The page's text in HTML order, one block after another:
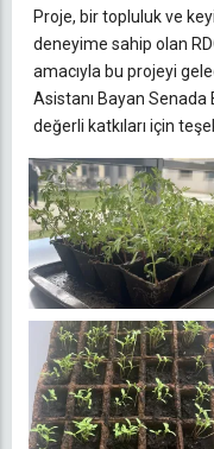
Proje, bir topluluk ve
deneyime sahip olan
amacıyla bu projeyi
Asistanı Bayan
değerli katkıları için